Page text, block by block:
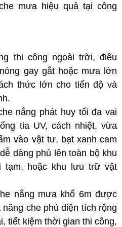
mưa hiệu quả tại công
thi công ngoài trời, điều
gay gắt hoặc mưa lớn
thức lớn cho tiến độ và
nắng phát huy tối đa vai
tia UV, cách nhiệt, vừa
vào vật tư, bạt xanh cam
dàng phủ lên toàn bộ khu
tạm, hoặc khu lưu trữ vật
nắng mưa khổ 6m được
che phủ diện tích rộng
tiết kiệm thời gian thi công,